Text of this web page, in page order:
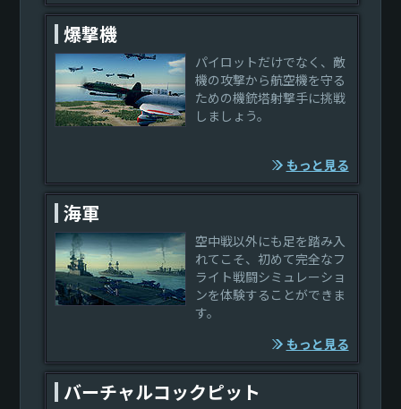
爆撃機
パイロットだけでなく、敵
機の攻撃から航空機を守る
ための機銃塔射撃手に挑戦
しましょう。
もっと見る
海軍
空中戦以外にも足を踏み入
れてこそ、初めて完全なフ
ライト戦闘シミュレーショ
ンを体験することができま
す。
もっと見る
バーチャルコックピット